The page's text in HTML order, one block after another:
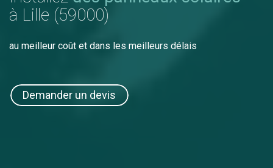
à Lille (59000)
au meilleur coût et dans les meilleurs délais
Demander un devis